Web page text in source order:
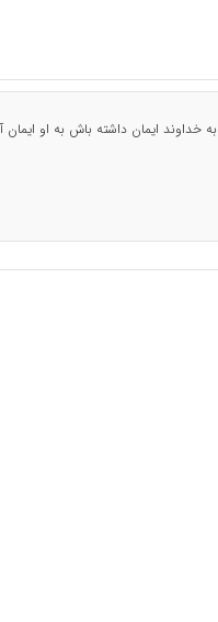
به خداوند ایمان داشته باش به او ایمان